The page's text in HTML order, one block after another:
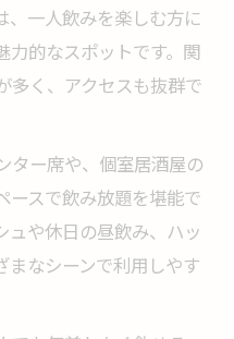
、一人飲みを楽しむ方に
力的なスポットです。関
多く、アクセスも抜群で
ター席や、個室居酒屋の
ースで飲み放題を堪能で
ュや休日の昼飲み、ハッ
まなシーンで利用しやす